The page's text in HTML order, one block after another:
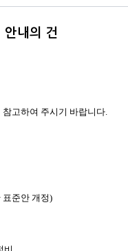
안내의 건
고하여 주시기 바랍니다.
준안 개정)